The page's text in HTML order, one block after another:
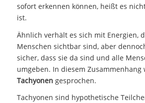
sofort erkennen können, heißt es
ist.
Ähnlich verhält es sich mit Energien,
Menschen sichtbar sind, aber
sicher, dass sie da sind und alle
umgeben. In diesem Zusammenhang
Tachyonen gesprochen.
Tachyonen sind hypothetische